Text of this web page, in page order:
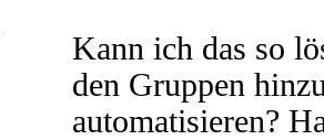
Kann ich das so
den Gruppen
automatisieren?